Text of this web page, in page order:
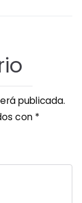
publicada.
con *